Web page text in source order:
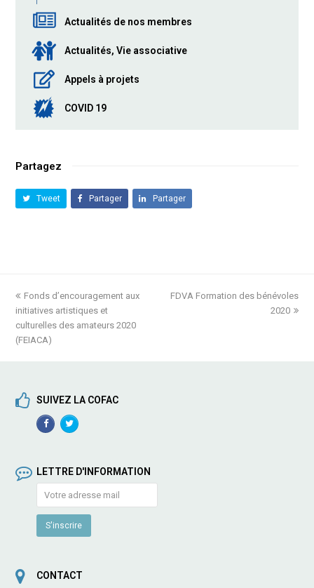
Actualités de nos membres
Actualités, Vie associative
Appels à projets
COVID 19
Partagez
Tweet Partager Partager
previous
post:
Fonds d’encouragement aux
initiatives artistiques et
culturelles des amateurs 2020
(FEIACA)
next
FDVA Formation des bénévoles
2020
SUIVEZ LA COFAC
FacebookTwitterProfile
LETTRE D'INFORMATION
CONTACT